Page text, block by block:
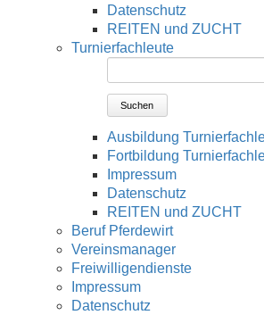
Datenschutz
REITEN und ZUCHT
Turnierfachleute
Suchen
Ausbildung
Fortbildung
Impressum
Datenschutz
REITEN und ZUCHT
Beruf Pferdewirt
Vereinsmanager
Freiwilligendienste
Impressum
Datenschutz